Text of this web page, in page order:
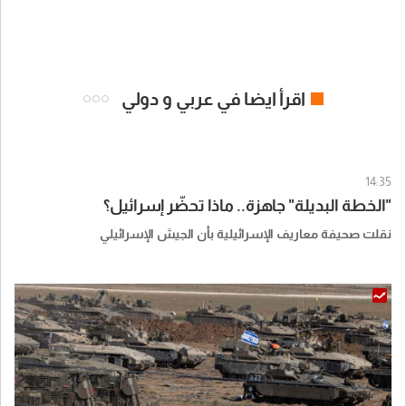
اقرأ ايضا في عربي و دولي
14:35
"الخطة البديلة" جاهزة.. ماذا تحضّر إسرائيل؟
نقلت صحيفة معاريف الإسرائيلية بأن الجيش الإسرائيلي